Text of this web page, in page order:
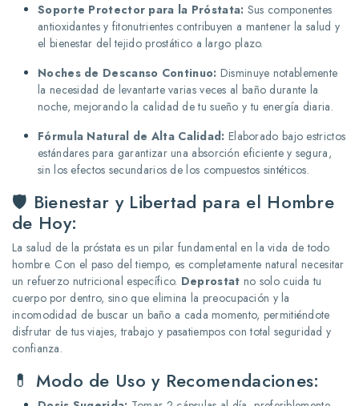
Soporte Protector para la Próstata: Sus componentes
antioxidantes y fitonutrientes contribuyen a mantener la salud y
el bienestar del tejido prostático a largo plazo.
Noches de Descanso Continuo: Disminuye notablemente
la necesidad de levantarte varias veces al baño durante la
noche, mejorando la calidad de tu sueño y tu energía diaria.
Fórmula Natural de Alta Calidad: Elaborado bajo estrictos
estándares para garantizar una absorción eficiente y segura,
sin los efectos secundarios de los compuestos sintéticos.
🛡️ Bienestar y Libertad para el Hombre
de Hoy:
La salud de la próstata es un pilar fundamental en la vida de todo
hombre. Con el paso del tiempo, es completamente natural necesitar
un refuerzo nutricional específico. Deprostat no solo cuida tu
cuerpo por dentro, sino que elimina la preocupación y la
incomodidad de buscar un baño a cada momento, permitiéndote
disfrutar de tus viajes, trabajo y pasatiempos con total seguridad y
confianza.
💊 Modo de Uso y Recomendaciones: